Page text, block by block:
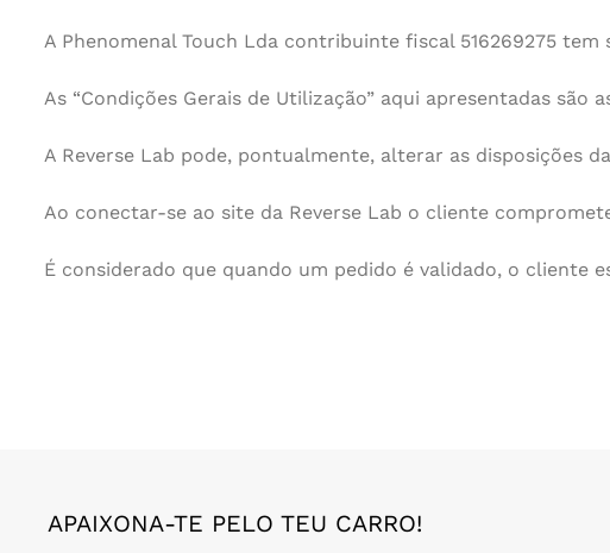
A Phenomenal Touch Lda contribuinte fiscal 516269275 tem
As “Condições Gerais de Utilização” aqui apresentadas
A Reverse Lab pode, pontualmente, alterar as disposições
Ao conectar-se ao site da Reverse Lab o cliente
É considerado que quando um pedido é validado, o cliente
APAIXONA-TE PELO TEU CARRO!